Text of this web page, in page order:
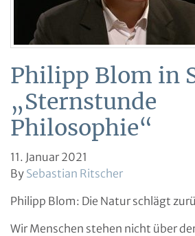
Philipp Blom in
„Sternstunde
Philosophie“
11. Januar 2021
By Sebastian Ritscher
Philipp Blom: Die Natur schlägt
Wir Menschen stehen nicht über